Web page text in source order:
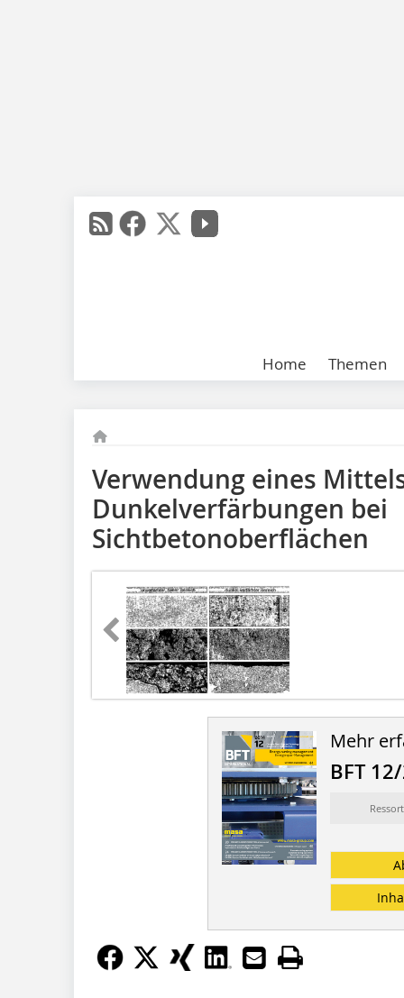
Home Themen
Verwendung eines
Dunkelverfärbungen bei
Sichtbetonoberflächen
Mehr
BFT